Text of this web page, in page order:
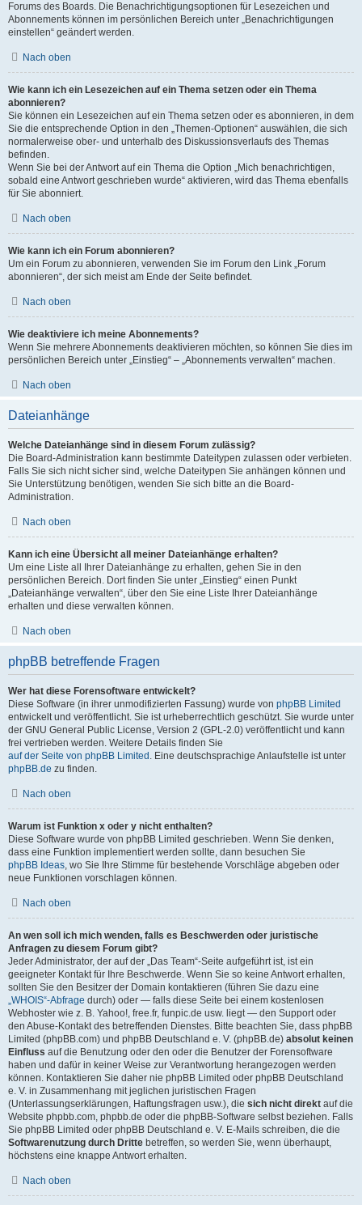
Forums des Boards. Die Benachrichtigungsoptionen für Lesezeichen und
Abonnements können im persönlichen Bereich unter „Benachrichtigungen
einstellen“ geändert werden.
Nach oben
Wie kann ich ein Lesezeichen auf ein Thema setzen oder ein Thema
abonnieren?
Sie können ein Lesezeichen auf ein Thema setzen oder es abonnieren, in dem
Sie die entsprechende Option in den „Themen-Optionen“ auswählen, die sich
normalerweise ober- und unterhalb des Diskussionsverlaufs des Themas
befinden.
Wenn Sie bei der Antwort auf ein Thema die Option „Mich benachrichtigen,
sobald eine Antwort geschrieben wurde“ aktivieren, wird das Thema ebenfalls
für Sie abonniert.
Nach oben
Wie kann ich ein Forum abonnieren?
Um ein Forum zu abonnieren, verwenden Sie im Forum den Link „Forum
abonnieren“, der sich meist am Ende der Seite befindet.
Nach oben
Wie deaktiviere ich meine Abonnements?
Wenn Sie mehrere Abonnements deaktivieren möchten, so können Sie dies im
persönlichen Bereich unter „Einstieg“ – „Abonnements verwalten“ machen.
Nach oben
Dateianhänge
Welche Dateianhänge sind in diesem Forum zulässig?
Die Board-Administration kann bestimmte Dateitypen zulassen oder verbieten.
Falls Sie sich nicht sicher sind, welche Dateitypen Sie anhängen können und
Sie Unterstützung benötigen, wenden Sie sich bitte an die Board-
Administration.
Nach oben
Kann ich eine Übersicht all meiner Dateianhänge erhalten?
Um eine Liste all Ihrer Dateianhänge zu erhalten, gehen Sie in den
persönlichen Bereich. Dort finden Sie unter „Einstieg“ einen Punkt
„Dateianhänge verwalten“, über den Sie eine Liste Ihrer Dateianhänge
erhalten und diese verwalten können.
Nach oben
phpBB betreffende Fragen
Wer hat diese Forensoftware entwickelt?
Diese Software (in ihrer unmodifizierten Fassung) wurde von phpBB Limited
entwickelt und veröffentlicht. Sie ist urheberrechtlich geschützt. Sie wurde unter
der GNU General Public License, Version 2 (GPL-2.0) veröffentlicht und kann
frei vertrieben werden. Weitere Details finden Sie
auf der Seite von phpBB Limited . Eine deutschsprachige Anlaufstelle ist unter
phpBB.de zu finden.
Nach oben
Warum ist Funktion x oder y nicht enthalten?
Diese Software wurde von phpBB Limited geschrieben. Wenn Sie denken,
dass eine Funktion implementiert werden sollte, dann besuchen Sie
phpBB Ideas, wo Sie Ihre Stimme für bestehende Vorschläge abgeben oder
neue Funktionen vorschlagen können.
Nach oben
An wen soll ich mich wenden, falls es Beschwerden oder juristische
Anfragen zu diesem Forum gibt?
Jeder Administrator, der auf der „Das Team“-Seite aufgeführt ist, ist ein
geeigneter Kontakt für Ihre Beschwerde. Wenn Sie so keine Antwort erhalten,
sollten Sie den Besitzer der Domain kontaktieren (führen Sie dazu eine
„WHOIS“-Abfrage durch) oder — falls diese Seite bei einem kostenlosen
Webhoster wie z. B. Yahoo!, free.fr, funpic.de usw. liegt — den Support oder
den Abuse-Kontakt des betreffenden Dienstes. Bitte beachten Sie, dass phpBB
Limited (phpBB.com) und phpBB Deutschland e. V. (phpBB.de) absolut keinen
Einfluss auf die Benutzung oder den oder die Benutzer der Forensoftware
haben und dafür in keiner Weise zur Verantwortung herangezogen werden
können. Kontaktieren Sie daher nie phpBB Limited oder phpBB Deutschland
e. V. in Zusammenhang mit jeglichen juristischen Fragen
(Unterlassungserklärungen, Haftungsfragen usw.), die sich nicht direkt auf die
Website phpbb.com, phpbb.de oder die phpBB-Software selbst beziehen. Falls
Sie phpBB Limited oder phpBB Deutschland e. V. E-Mails schreiben, die die
Softwarenutzung durch Dritte betreffen, so werden Sie, wenn überhaupt,
höchstens eine knappe Antwort erhalten.
Nach oben